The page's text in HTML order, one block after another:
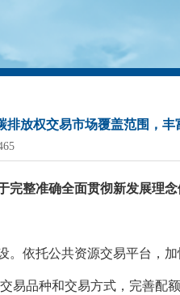
排放权交易市场覆盖范围，
完整准确全面贯彻新发展理
。依托公共资源交易平台，
易品种和交易方式，完善配